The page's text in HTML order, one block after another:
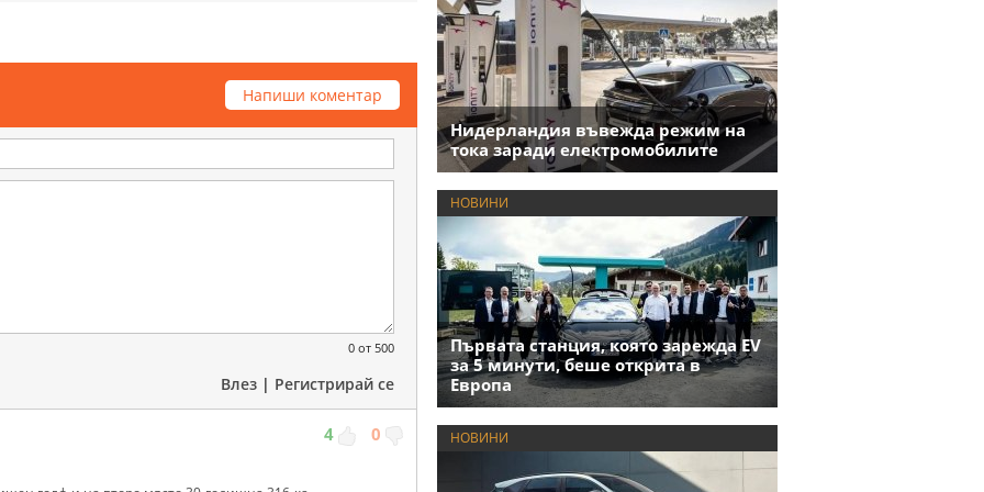
Напиши коментар
0 от 500
Влез | Регистрирай се
4 0
Нидерландия въвежда режим на
тока заради електромобилите
НОВИНИ
Първата станция, която зарежда EV
за 5 минути, беше открита в
Европа
НОВИНИ